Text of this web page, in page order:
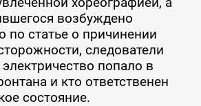
возбуждено
по статье о причинении
следователи
попало в
и кто ответственен
состояние.